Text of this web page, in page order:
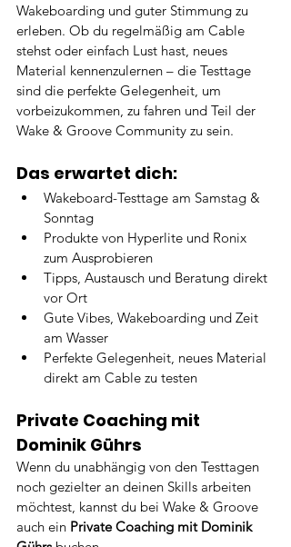
Wakeboarding und guter Stimmung zu
erleben. Ob du regelmäßig am Cable
stehst oder einfach Lust hast, neues
Material kennenzulernen – die Testtage
sind die perfekte Gelegenheit, um
vorbeizukommen, zu fahren und Teil der
Wake & Groove Community zu sein.
Das erwartet dich:
Wakeboard-Testtage am Samstag &
Sonntag
Produkte von Hyperlite und Ronix
zum Ausprobieren
Tipps, Austausch und Beratung direkt
vor Ort
Gute Vibes, Wakeboarding und Zeit
am Wasser
Perfekte Gelegenheit, neues Material
direkt am Cable zu testen
Private Coaching mit
Dominik Gührs
Wenn du unabhängig von den Testtagen
noch gezielter an deinen Skills arbeiten
möchtest, kannst du bei Wake & Groove
auch ein Private Coaching mit Dominik